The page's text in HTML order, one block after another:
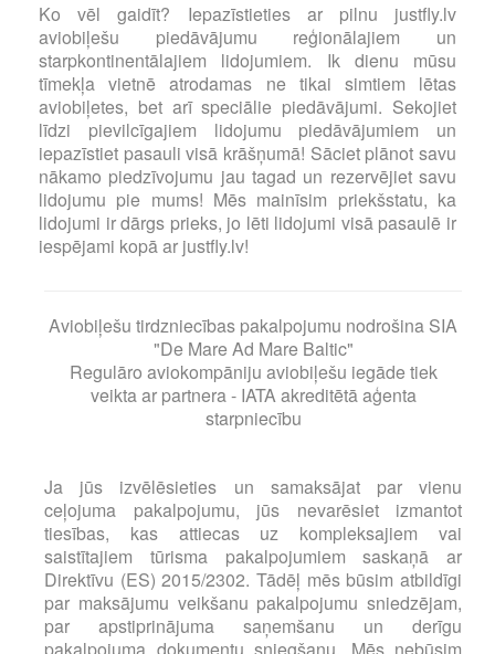
Ko vēl gaidīt? Iepazīstieties ar pilnu justfly.lv
aviobiļešu piedāvājumu reģionālajiem un
starpkontinentālajiem lidojumiem. Ik dienu mūsu
tīmekļa vietnē atrodamas ne tikai simtiem lētas
aviobiļetes, bet arī speciālie piedāvājumi. Sekojiet
līdzi pievilcīgajiem lidojumu piedāvājumiem un
iepazīstiet pasauli visā krāšņumā! Sāciet plānot savu
nākamo piedzīvojumu jau tagad un rezervējiet savu
lidojumu pie mums! Mēs mainīsim priekšstatu, ka
lidojumi ir dārgs prieks, jo lēti lidojumi visā pasaulē ir
iespējami kopā ar justfly.lv!
Aviobiļešu tirdzniecības pakalpojumu nodrošina SIA
"De Mare Ad Mare Baltic"
Regulāro aviokompāniju aviobiļešu iegāde tiek
veikta ar partnera - IATA akreditētā aģenta
starpniecību
Ja jūs izvēlēsieties un samaksājat par vienu
ceļojuma pakalpojumu, jūs nevarēsiet izmantot
tiesības, kas attiecas uz kompleksajiem vai
saistītajiem tūrisma pakalpojumiem saskaņā ar
Direktīvu (ES) 2015/2302. Tādēļ mēs būsim atbildīgi
par maksājumu veikšanu pakalpojumu sniedzējam,
par apstiprinājuma saņemšanu un derīgu